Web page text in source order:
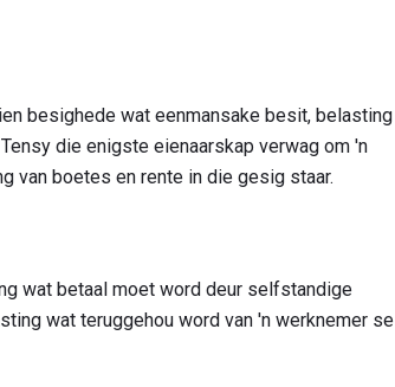
besighede wat eenmansake besit, belasting
die enigste eienaarskap verwag om 'n
van boetes en rente in die gesig staar.
wat betaal moet word deur selfstandige
wat teruggehou word van 'n werknemer se